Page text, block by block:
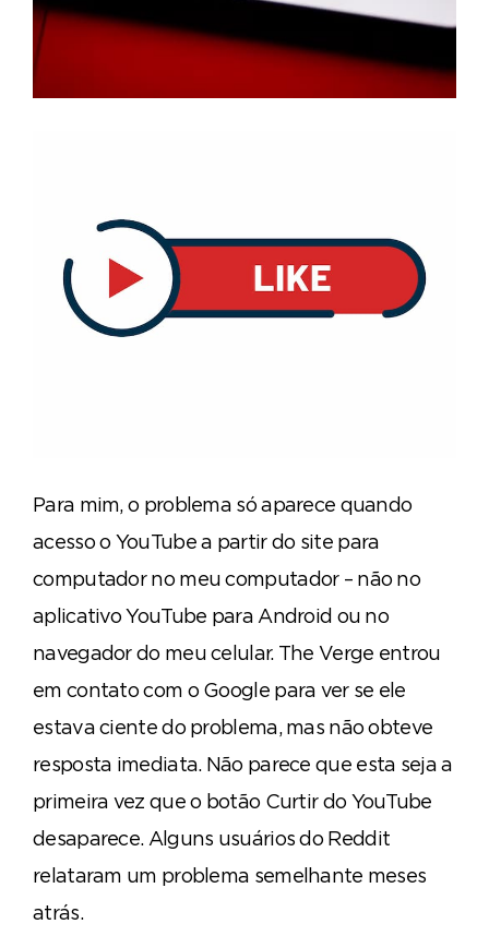
Para mim, o problema só aparece quando
acesso o YouTube a partir do site para
computador no meu computador – não no
aplicativo YouTube para Android ou no
navegador do meu celular. The Verge entrou
em contato com o Google para ver se ele
estava ciente do problema, mas não obteve
resposta imediata. Não parece que esta seja a
primeira vez que o botão Curtir do YouTube
desaparece. Alguns usuários do Reddit
relataram um problema semelhante meses
atrás.